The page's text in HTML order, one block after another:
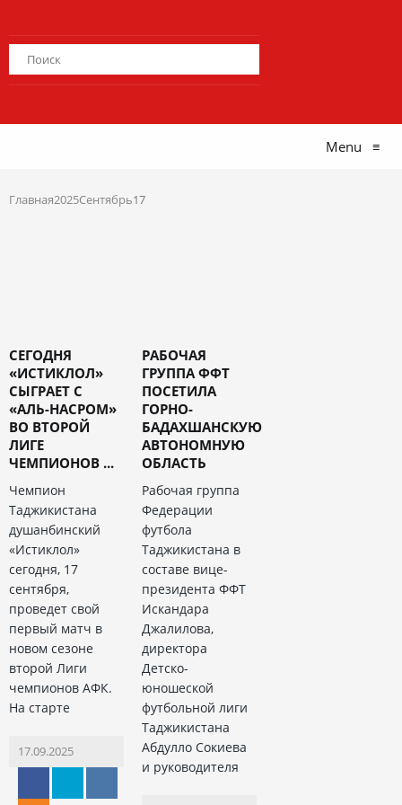
Menu ≡
Главная2025Сентябрь17
СЕГОДНЯ
«ИСТИКЛОЛ»
СЫГРАЕТ С
«АЛЬ-НАСРОМ»
ВО ВТОРОЙ
ЛИГЕ
ЧЕМПИОНОВ ...
Чемпион
Таджикистана
душанбинский
«Истиклол»
сегодня, 17
сентября,
проведет свой
первый матч в
новом сезоне
второй Лиги
чемпионов АФК.
На старте
17.09.2025
РАБОЧАЯ
ГРУППА ФФТ
ПОСЕТИЛА
ГОРНО-
БАДАХШАНСКУЮ
АВТОНОМНУЮ
ОБЛАСТЬ
Рабочая группа
Федерации
футбола
Таджикистана в
составе вице-
президента ФФТ
Искандара
Джалилова,
директора
Детско-
юношеской
футбольной лиги
Таджикистана
Абдулло Сокиева
и руководителя